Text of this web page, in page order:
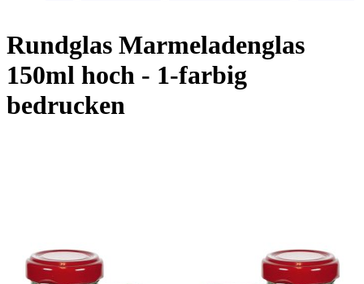
Rundglas Marmeladenglas
150ml hoch - 1-farbig
bedrucken